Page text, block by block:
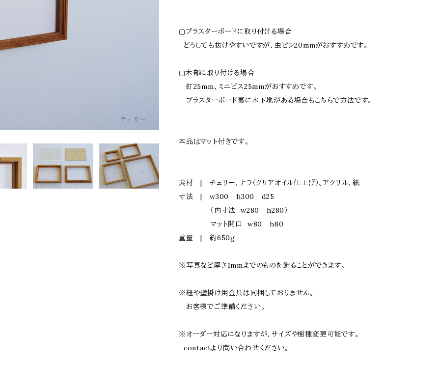
▢プラスターボードに取り付ける場合
どうしても抜けやすいですが、虫ピン20mmがおすすめです。
▢木部に取り付ける場合
釘25mm、ミニビス25mmがおすすめです。
プラスターボード裏に木下地がある場合もこちらで方法です。
本品はマット付きです。
素材 | チェリー、ナラ（クリアオイル仕上げ）、アクリル、紙
寸法 | w300 h300 d25
（内寸法 w280 h280）
マット開口 w80 h80
重量 | 約650g
※写真など厚さ1mmまでのものを飾ることができます。
※紐や壁掛け用金具は同梱しておりません。
お客様でご準備ください。
※オーダー対応になりますが、サイズや樹種変更可能です。
contactより問い合わせください。